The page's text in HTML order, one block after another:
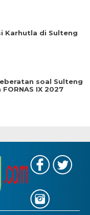
Karhutla di Sulteng
soal Sulteng
IX 2027